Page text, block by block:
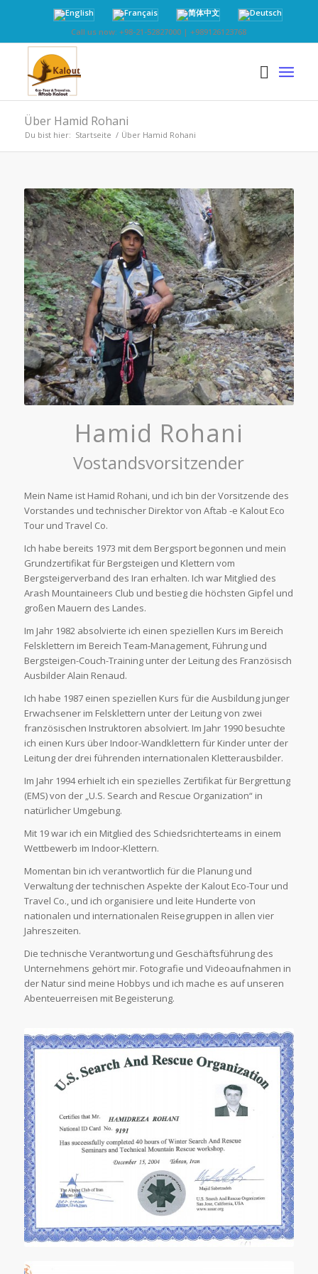
Call us now: +98-21-52827000 | +989126123768
Über Hamid Rohani
Du bist hier: Startseite / Über Hamid Rohani
Hamid Rohani
Vostandsvorsitzender
Mein Name ist Hamid Rohani, und ich bin der Vorsitzende des
Vorstandes und technischer Direktor von Aftab -e Kalout Eco
Tour und Travel Co.
Ich habe bereits 1973 mit dem Bergsport begonnen und mein
Grundzertifikat für Bergsteigen und Klettern vom
Bergsteigerverband des Iran erhalten. Ich war Mitglied des
Arash Mountaineers Club und bestieg die höchsten Gipfel und
großen Mauern des Landes.
Im Jahr 1982 absolvierte ich einen speziellen Kurs im Bereich
Felsklettern im Bereich Team-Management, Führung und
Bergsteigen-Couch-Training unter der Leitung des Französisch
Ausbilder Alain Renaud.
Ich habe 1987 einen speziellen Kurs für die Ausbildung junger
Erwachsener im Felsklettern unter der Leitung von zwei
französischen Instruktoren absolviert. Im Jahr 1990 besuchte
ich einen Kurs über Indoor-Wandklettern für Kinder unter der
Leitung der drei führenden internationalen Kletterausbilder.
Im Jahr 1994 erhielt ich ein spezielles Zertifikat für Bergrettung
(EMS) von der „U.S. Search and Rescue Organization“ in
natürlicher Umgebung.
Mit 19 war ich ein Mitglied des Schiedsrichterteams in einem
Wettbewerb im Indoor-Klettern.
Momentan bin ich verantwortlich für die Planung und
Verwaltung der technischen Aspekte der Kalout Eco-Tour und
Travel Co., und ich organisiere und leite Hunderte von
nationalen und internationalen Reisegruppen in allen vier
Jahreszeiten.
Die technische Verantwortung und Geschäftsführung des
Unternehmens gehört mir. Fotografie und Videoaufnahmen in
der Natur sind meine Hobbys und ich mache es auf unseren
Abenteuerreisen mit Begeisterung.